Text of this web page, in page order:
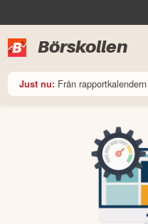
Börskollen
Just nu: Från